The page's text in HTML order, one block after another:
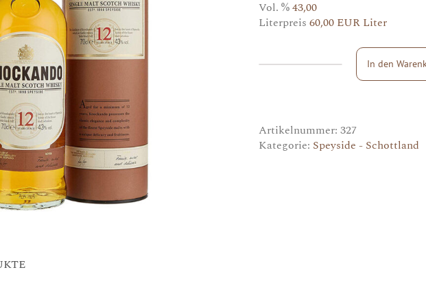
Vol. %43,00
Literpreis 60,00 EUR Liter
Knockando
In den
Artikelnummer: 327
Kategorie: Speyside - Schottland